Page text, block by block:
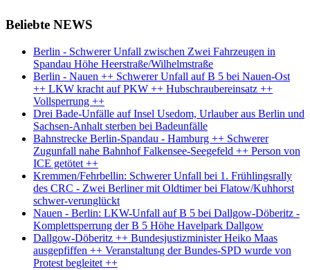
Beliebte NEWS
Berlin - Schwerer Unfall zwischen Zwei Fahrzeugen in
Spandau Höhe Heerstraße/Wilhelmstraße
Berlin - Nauen ++ Schwerer Unfall auf B 5 bei Nauen-Ost
++ LKW kracht auf PKW ++ Hubschraubereinsatz ++
Vollsperrung ++
Drei Bade-Unfälle auf Insel Usedom, Urlauber aus Berlin und
Sachsen-Anhalt sterben bei Badeunfälle
Bahnstrecke Berlin-Spandau - Hamburg ++ Schwerer
Zugunfall nahe Bahnhof Falkensee-Seegefeld ++ Person von
ICE getötet ++
Kremmen/Fehrbellin: Schwerer Unfall bei 1. Frühlingsrally
des CRC - Zwei Berliner mit Oldtimer bei Flatow/Kuhhorst
schwer-verunglückt
Nauen - Berlin: LKW-Unfall auf B 5 bei Dallgow-Döberitz -
Komplettsperrung der B 5 Höhe Havelpark Dallgow
Dallgow-Döberitz ++ Bundesjustizminister Heiko Maas
ausgepfiffen ++ Veranstaltung der Bundes-SPD wurde von
Protest begleitet ++